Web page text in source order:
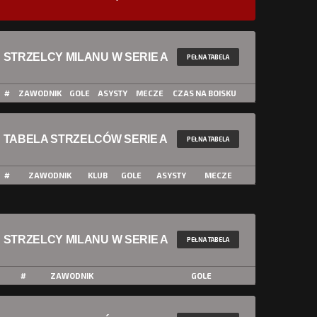
STRZELCY MILANU W SERIE A PEŁNA TABELA
# ZAWODNIK GOLE ASYSTY MECZE CZAS NA BOISKU
TABELA STRZELCÓW SERIE A PEŁNA TABELA
# ZAWODNIK KLUB GOLE ASYSTY MECZE
STRZELCY MILANU W SERIE A PEŁNA TABELA
# ZAWODNIK GOLE